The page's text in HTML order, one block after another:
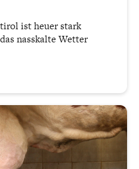
ist heuer stark
nasskalte Wetter